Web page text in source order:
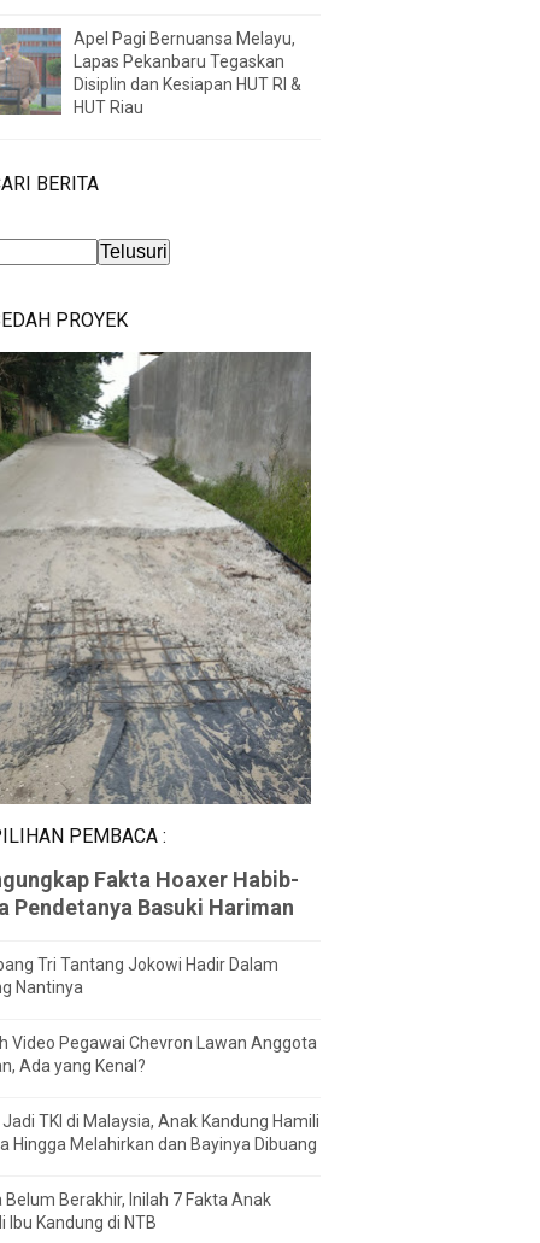
Apel Pagi Bernuansa Melayu,
Lapas Pekanbaru Tegaskan
Disiplin dan Kesiapan HUT RI &
HUT Riau
BERITA
PROYEK
PEMBACA :
Fakta Hoaxer Habib-
Pendetanya Basuki Hariman
Tri Tantang Jokowi Hadir Dalam
Nantinya
Video Pegawai Chevron Lawan Anggota
Ada yang Kenal?
TKI di Malaysia, Anak Kandung Hamili
Hingga Melahirkan dan Bayinya Dibuang
Belum Berakhir, Inilah 7 Fakta Anak
Ibu Kandung di NTB